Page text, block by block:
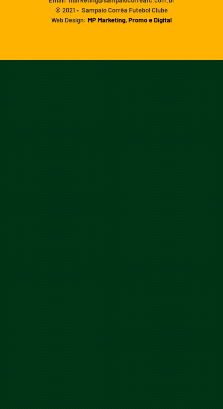
© 2021 • Sampaio Corrêa Futebol Clube
Web Design: MP Marketing, Promo e Digital